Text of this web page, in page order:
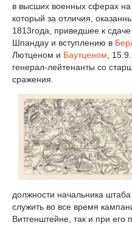
в высших военных сферах
который за отличия,
1813года, приведшее к сдаче
Шпандау и вступлению в
Лютценом и Баутценом ,
генерал-лейтенанты со
сражения.
должности начальника штаба
служить во все время
Витгенштейне, так и при